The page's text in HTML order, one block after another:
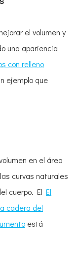
el volumen y
una apariencia
con relleno
ejemplo que
en el área
curvas naturales
cuerpo. El El
cadera del
está